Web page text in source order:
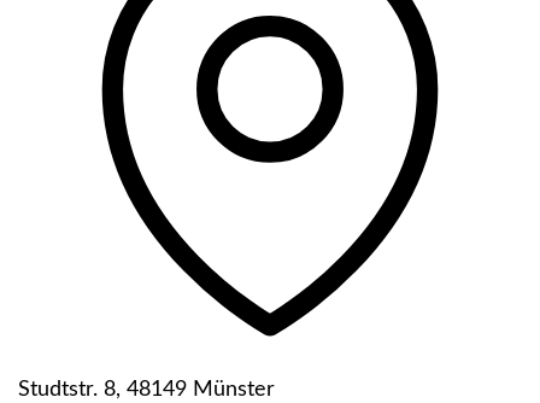
Studtstr. 8, 48149 Münster